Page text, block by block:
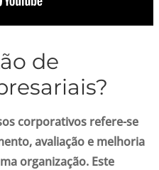
de
corporativos refere-se
avaliação e melhoria
organização. Este